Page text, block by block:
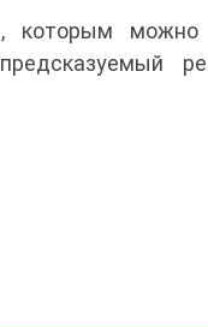
которым можно